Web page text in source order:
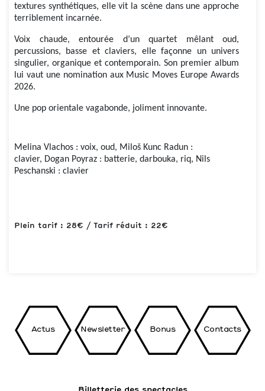
textures synthétiques, elle vit la scène dans une approche
terriblement incarnée.
Voix chaude, entourée d’un quartet mêlant oud,
percussions, basse et claviers, elle façonne un univers
singulier, organique et contemporain. Son premier album
lui vaut une nomination aux Music Moves Europe Awards
2026.
Une pop orientale vagabonde, joliment innovante.
Melina Vlachos : voix, oud, Miloš Kunc Radun :
clavier, Dogan Poyraz : batterie, darbouka, riq, Nils
Peschanski : clavier
Plein tarif : 28€ / Tarif réduit : 22€
Actus Newsletter Bonus Contacts